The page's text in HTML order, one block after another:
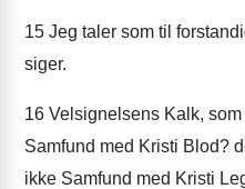
15 Jeg taler som til
siger.
16 Velsignelsens Kalk,
Samfund med Kristi Blod?
ikke Samfund med Kristi